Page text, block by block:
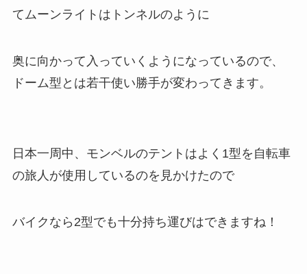
てムーンライトはトンネルのように
奥に向かって入っていくようになっているので、
ドーム型とは若干使い勝手が変わってきます。
日本一周中、モンベルのテントはよく1型を自転車
の旅人が使用しているのを見かけたので
バイクなら2型でも十分持ち運びはできますね！